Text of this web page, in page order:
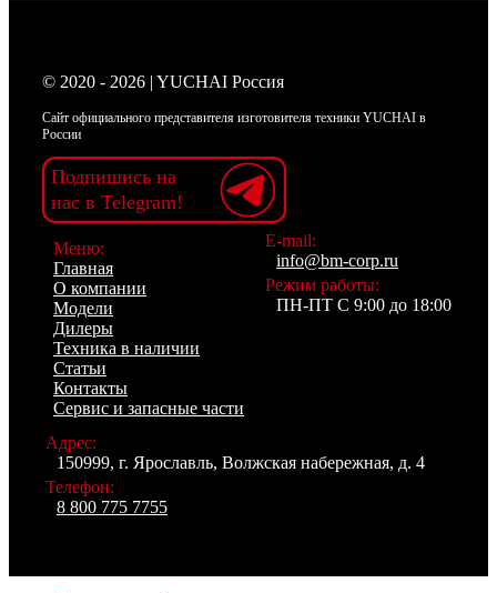
© 2020 - 2026 | YUCHAI Россия
Сайт официального представителя изготовителя техники YUCHAI в
России
Подпишись на
нас в Telegram!
Меню:
Главная
О компании
Модели
Дилеры
Техника в наличии
Статьи
Контакты
Сервис и запасные части
E-mail:
info@bm-corp.ru
Режим работы:
ПН-ПТ С 9:00 до 18:00
Адрес:
150999, г. Ярославль, Волжская набережная, д. 4
Телефон:
8 800 775 7755